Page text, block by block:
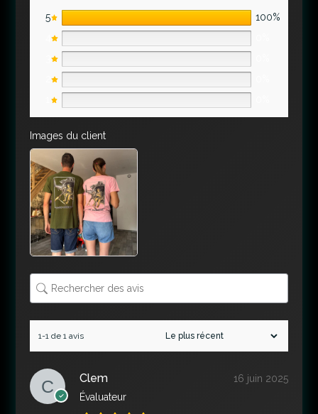
5
100%
Images du client
1-1 de 1 avis
Clem
Évaluateur
16 juin 2025